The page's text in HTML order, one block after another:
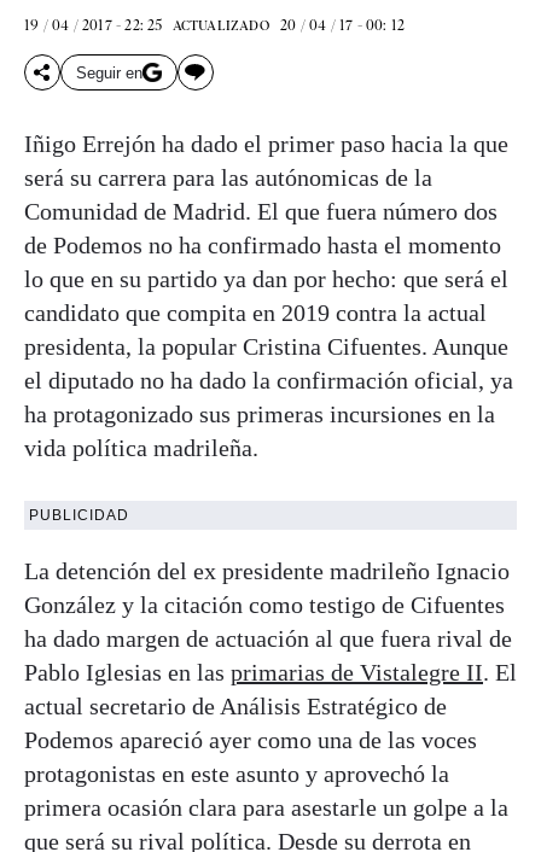
19 / 04 / 2017 - 22: 25 ACTUALIZADO 20 / 04 / 17 - 00: 12
Seguir en
Iñigo Errejón ha dado el primer paso hacia la que
será su carrera para las autónomicas de la
Comunidad de Madrid. El que fuera número dos
de Podemos no ha confirmado hasta el momento
lo que en su partido ya dan por hecho: que será el
candidato que compita en 2019 contra la actual
presidenta, la popular Cristina Cifuentes. Aunque
el diputado no ha dado la confirmación oficial, ya
ha protagonizado sus primeras incursiones en la
vida política madrileña.
PUBLICIDAD
La detención del ex presidente madrileño Ignacio
González y la citación como testigo de Cifuentes
ha dado margen de actuación al que fuera rival de
Pablo Iglesias en las primarias de Vistalegre II. El
actual secretario de Análisis Estratégico de
Podemos apareció ayer como una de las voces
protagonistas en este asunto y aprovechó la
primera ocasión clara para asestarle un golpe a la
que será su rival política. Desde su derrota en